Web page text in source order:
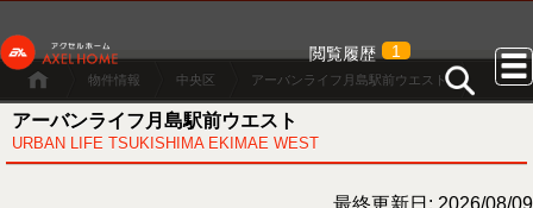
閲覧履歴 1
物件情報 中央区 アーバンライフ月島駅前ウエスト
アーバンライフ月島駅前ウエスト
URBAN LIFE TSUKISHIMA EKIMAE WEST
最終更新日: 2026/08/09